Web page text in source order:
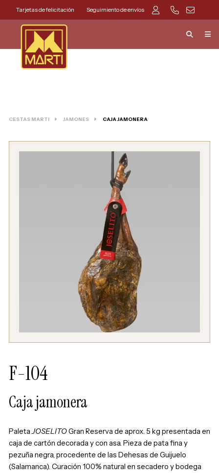
Tarjetas de felicitación Seguimiento de envíos
CESTAS MARTI JAMONES CAJA JAMONERA
F-104
Caja jamonera
PaletaJOSELITOGran Reserva de aprox. 5 kg presentada en
caja de cartón decorada y con asa. Pieza de pata fina y
pezuña negra, procedente de las Dehesas de Guijuelo
(Salamanca). Curación 100% natural en secadero y bodega